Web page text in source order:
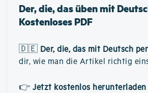
Der, die, das üben mit
Kostenloses PDF
🇩🇪 Der, die, das mit Deutsch
dir, wie man die Artikel richtig
👉 Jetzt kostenlos herunterladen